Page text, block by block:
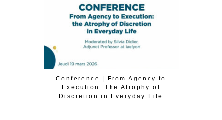
Conference | From Agency to
Execution: The Atrophy of
Discretion in Everyday Life